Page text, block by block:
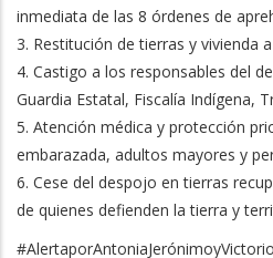
inmediata de las 8 órdenes de
3. Restitución de tierras y vivienda
4. Castigo a los responsables del
Guardia Estatal, Fiscalía Indígena,
5. Atención médica y protección
embarazada, adultos mayores y
6. Cese del despojo en tierras
de quienes defienden la tierra y
#AlertaporAntoniaJerónimoyVictorio